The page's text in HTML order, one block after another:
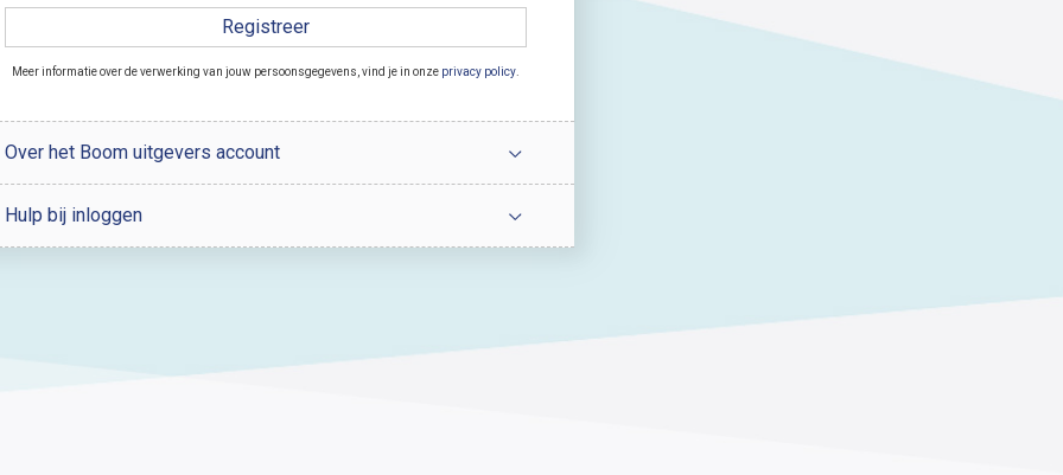
Registreer
Meer informatie over de verwerking van jouw persoonsgegevens, vind je in onze privacy policy
Over het Boom uitgevers account
Hulp bij inloggen